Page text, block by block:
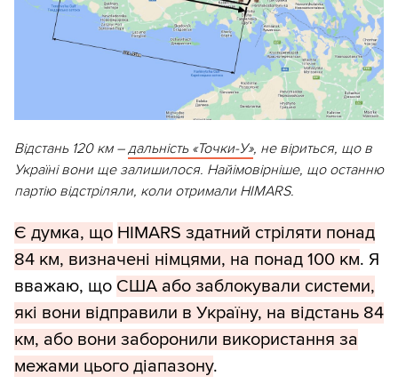
Відстань 120 км –дальність «Точки-У», не віриться, що в
Україні вони ще залишилося. Найімовірніше, що останню
партію відстріляли, коли отримали HIMARS.
Є думка, що HIMARS здатний стріляти понад
84 км, визначені німцями, на понад 100 км. Я
вважаю, що США або заблокували системи,
які вони відправили в Україну, на відстань 84
км, або вони заборонили використання за
межами цього діапазону.